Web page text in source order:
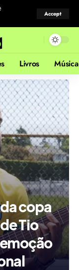
Accept
Livros Música
copa
Tio